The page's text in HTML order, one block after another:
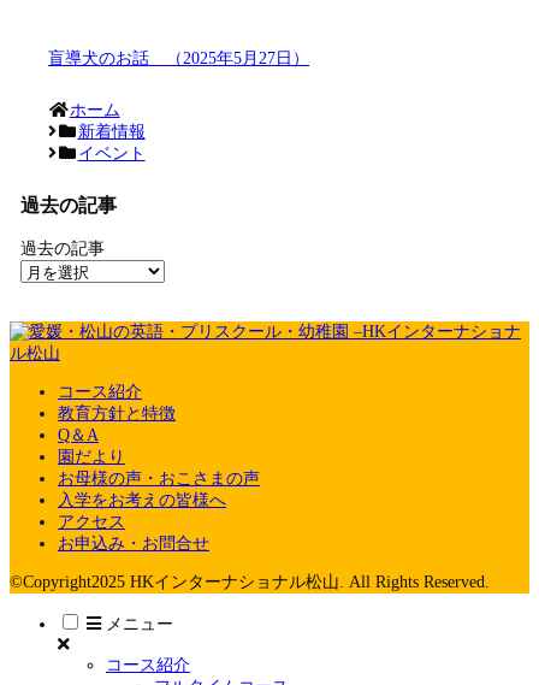
盲導犬のお話 （2025年5月27日）
ホーム
新着情報
イベント
過去の記事
過去の記事
コース紹介
教育方針と特徴
Q＆A
園だより
お母様の声・おこさまの声
入学をお考えの皆様へ
アクセス
お申込み・お問合せ
©Copyright2025 HKインターナショナル松山. All Rights Reserved.
メニュー
コース紹介